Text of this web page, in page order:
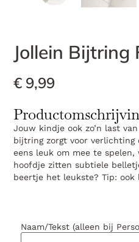
Jollein Bijtring
€ 9,99
Jouw kindje ook zo’n last
bijtring zorgt voor verlichting
eens leuk om mee te
hoofdje zitten subtiele
beertje het leukste? Tip: ook
Naam/Tekst (alleen bij